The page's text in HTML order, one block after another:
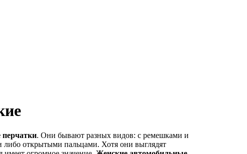
. Они бывают разных видов: с ремешками и
либо открытыми пальцами. Хотя они выглядят